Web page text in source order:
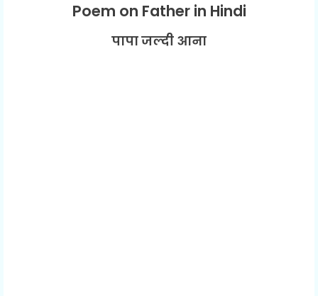
Poem on Father in Hindi
पापा जल्दी आना